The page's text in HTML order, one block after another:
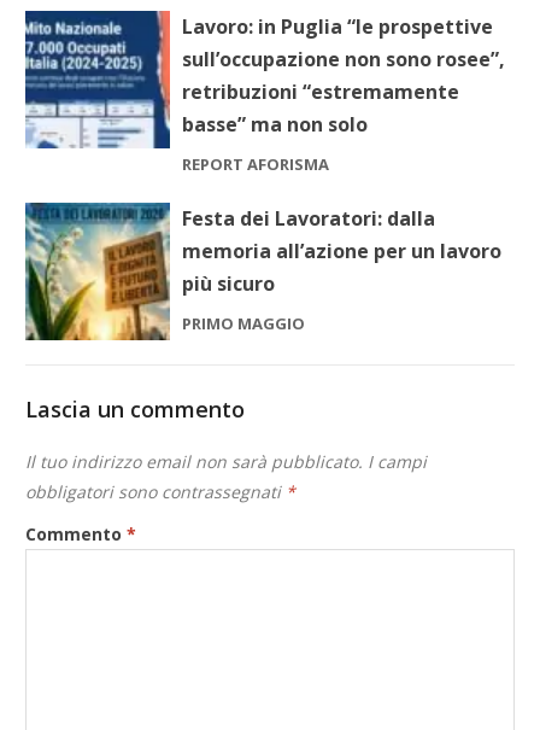
Lavoro: in Puglia “le prospettive
sull’occupazione non sono rosee”,
retribuzioni “estremamente
basse” ma non solo
REPORT AFORISMA
Festa dei Lavoratori: dalla
memoria all’azione per un lavoro
più sicuro
PRIMO MAGGIO
Lascia un commento
Il tuo indirizzo email non sarà pubblicato. I campi
obbligatori sono contrassegnati *
Commento*